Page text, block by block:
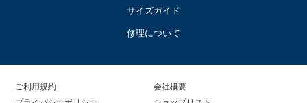
サイズガイド
修理について
ご利用規約
会社概要